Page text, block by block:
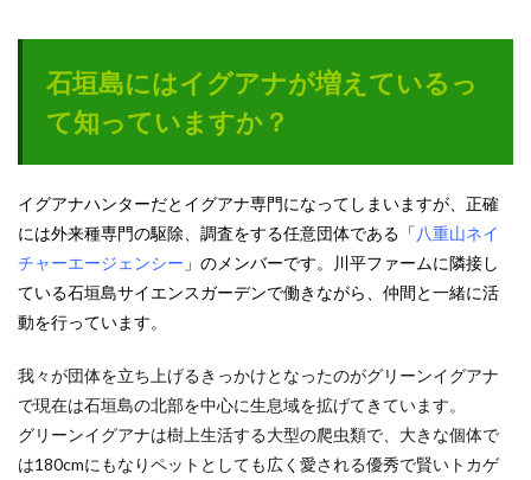
石垣島にはイグアナが増えているっ
て知っていますか？
イグアナハンターだとイグアナ専門になってしまいますが、正確
には外来種専門の駆除、調査をする任意団体である「八重山ネイ
チャーエージェンシー 」のメンバーです。川平ファームに隣接し
ている石垣島サイエンスガーデンで働きながら、仲間と一緒に活
動を行っています。
我々が団体を立ち上げるきっかけとなったのがグリーンイグアナ
で現在は石垣島の北部を中心に生息域を拡げてきています。
グリーンイグアナは樹上生活する大型の爬虫類で、大きな個体で
は180cmにもなりペットとしても広く愛される優秀で賢いトカゲ